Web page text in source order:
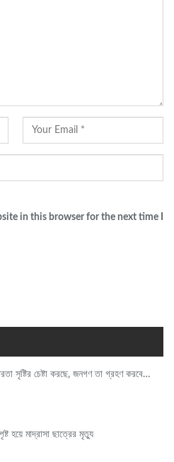
in this browser for the next time I
সৃষ্টির চেষ্টা করছে, জনগণ তা গ্রহণ করবে…
হয়ে মাদ্রাসা ছাত্রের মৃত্যু